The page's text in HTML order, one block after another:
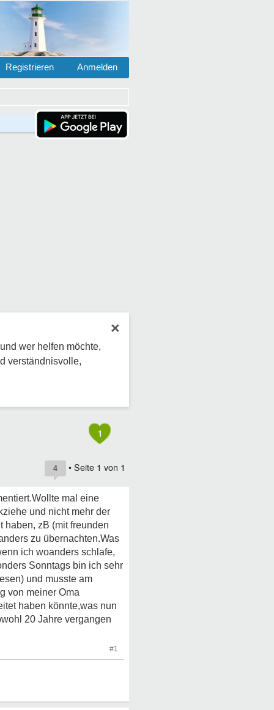
Anmelden
Registrieren
×
wer helfen möchte,
verständnisvolle,
1
4 • Seite 1 von 1
mal eine
und nicht mehr der
haben, zB (mit freunden
zu übernachten.Was
ich woanders schlafe,
Sonntags bin ich sehr
und musste am
von meiner Oma
haben könnte,was nun
20 Jahre vergangen
#1